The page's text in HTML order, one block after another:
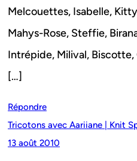
Melcouettes, Isabelle,
Mahys-Rose, Steffie,
Intrépide, Milival, Biscotte,
[…]
Répondre
Tricotons avec Aariiane | Knit
13 août 2010